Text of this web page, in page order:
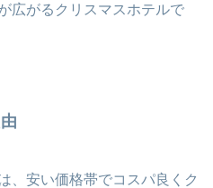
広がるクリスマスホテルで
、安い価格帯でコスパ良くク